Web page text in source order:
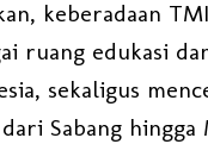
keberadaan
ruang edukasi
sekaligus
Sabang hingga